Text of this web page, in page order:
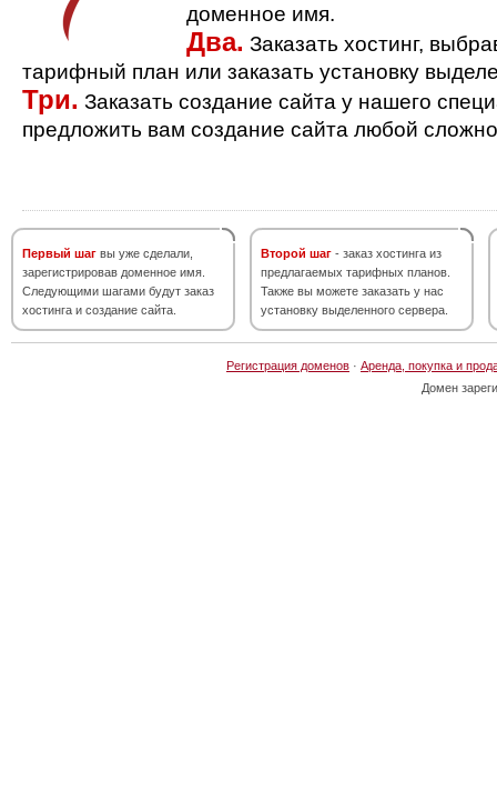
доменное имя.
Два. Заказать хостинг,
тарифный план или заказать установку
Три. Заказать создание сайта у нашего
предложить вам создание сайта любой
Первый шаг вы уже сделали,
зарегистрировав доменное имя.
Следующими шагами будут заказ
хостинга и создание сайта.
Второй шаг - заказ хостинга из
предлагаемых тарифных планов.
Также вы можете заказать у нас
установку выделенного сервера.
Регистрация доменов · Аренда, покупка и
Домен